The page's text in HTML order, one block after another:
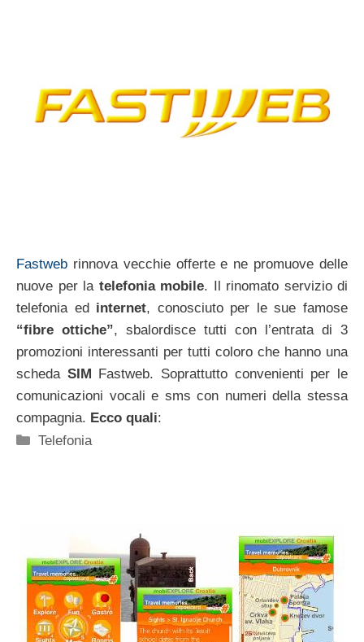
Fastweb rinnova vecchie offerte e ne promuove delle
nuove per la telefonia mobile. Il rinomato servizio di
telefonia ed internet, conosciuto per le sue famose
“fibre ottiche”, sbalordisce tutti con l’entrata di 3
promozioni interessanti per tutti coloro che hanno una
scheda SIM Fastweb. Soprattutto convenienti per le
comunicazioni vocali e sms con numeri della stessa
compagnia. Ecco quali:
Categorie
Telefonia